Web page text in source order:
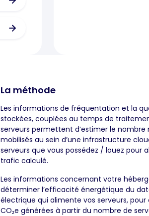
La méthode
Les informations de fréquentation et la
stockées, couplées au temps de
serveurs permettent d’estimer le nombre
mobilisés au sein d’une infrastructure
serveurs que vous possédez / louez pour
trafic calculé.
Les informations concernant votre
déterminer l’efficacité énergétique du
électrique qui alimente vos serveurs, pour
CO₂e générées à partir du nombre de